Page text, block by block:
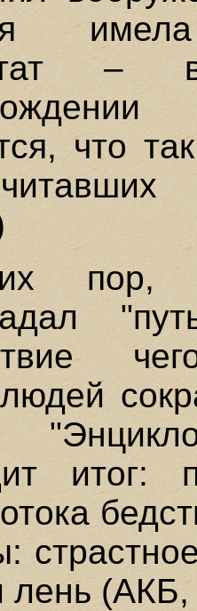
имела
–
что
пор,
итог:
лень